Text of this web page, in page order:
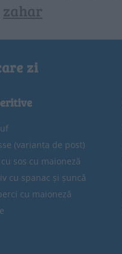
zahar
zi
(varianta de post)
sos cu maioneză
cu spanac și șuncă
cu maioneză